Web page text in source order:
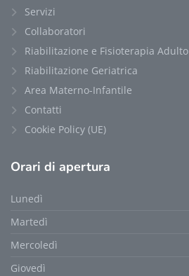
Servizi
Collaboratori
Riabilitazione e Fisioterapia Adulto
Riabilitazione Geriatrica
Area Materno-Infantile
Contatti
Cookie Policy (UE)
Orari di apertura
Lunedì
Martedì
Mercoledì
Giovedì